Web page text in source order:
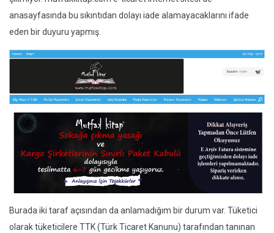
anasayfasında bu sıkıntıdan dolayı iade alamayacaklarını ifade
eden bir duyuru yapmış.
Burada iki taraf açısından da anlamadığım bir durum var. Tüketici
olarak tüketicilere TTK (Türk Ticaret Kanunu) tarafından tanınan